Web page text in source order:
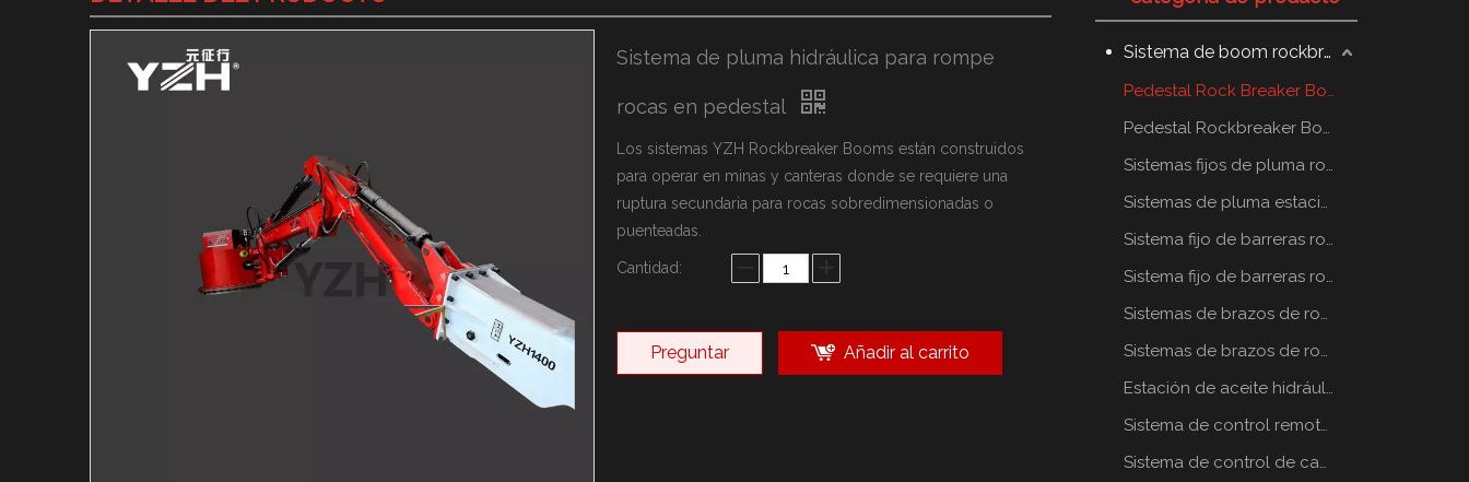
Martillo hidráulico de marca YZH
Sistema de pluma hidráulica para rompe
rocas en pedestal
Los sistemas YZH Rockbreaker Booms están construidos
para operar en minas y canteras donde se requiere una
ruptura secundaria para rocas sobredimensionadas o
puenteadas.
Cantidad:
Preguntar Añadir al carrito
Sistema de boom rockbreaker
Pedestal Rock Breaker Boom System
Pedestal Rockbreaker Boom System
Sistemas fijos de pluma rompe rocas
Sistemas de pluma estacionaria rompe rocas
Sistema fijo de barreras rompe rocas
Sistema fijo de barreras rompe rocas
Sistemas de brazos de rompe rocas estáticos
Sistemas de brazos de rompe rocas estáticos
Estación de aceite hidráulico
Sistema de control remoto por radio
Sistema de control de cabina